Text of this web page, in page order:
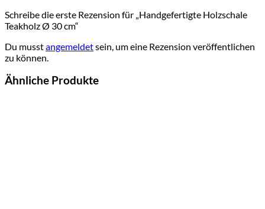
Schreibe die erste Rezension für „Handgefertigte Holzschale
Teakholz Ø 30 cm“
Du musstangemeldetsein, um eine Rezension veröffentlichen
zu können.
Ähnliche Produkte